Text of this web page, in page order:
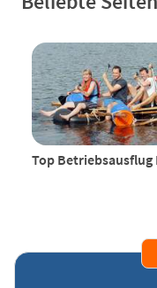
Top Betriebsausflug